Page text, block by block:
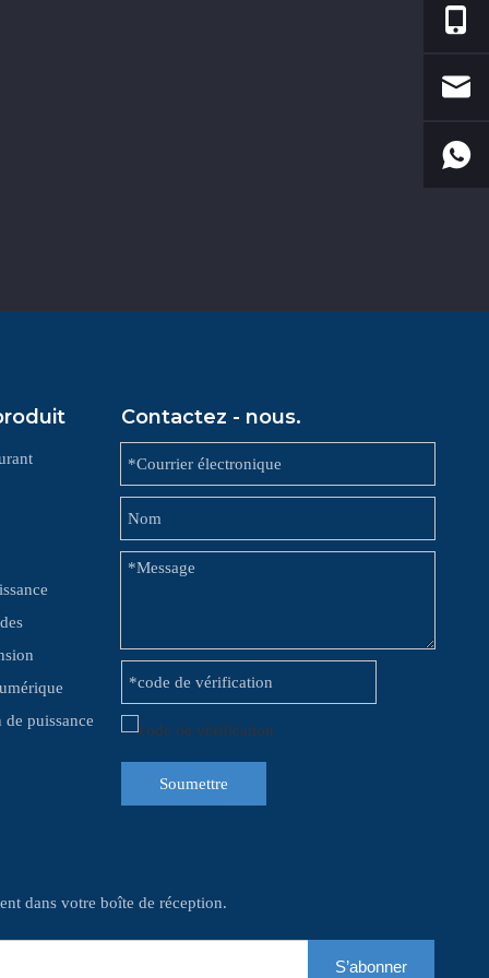
puissance
Contactez - nous.
Soumettre
dans votre boîte de réception.
S’abonner